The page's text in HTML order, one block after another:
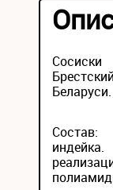
Беларуси.
Состав: